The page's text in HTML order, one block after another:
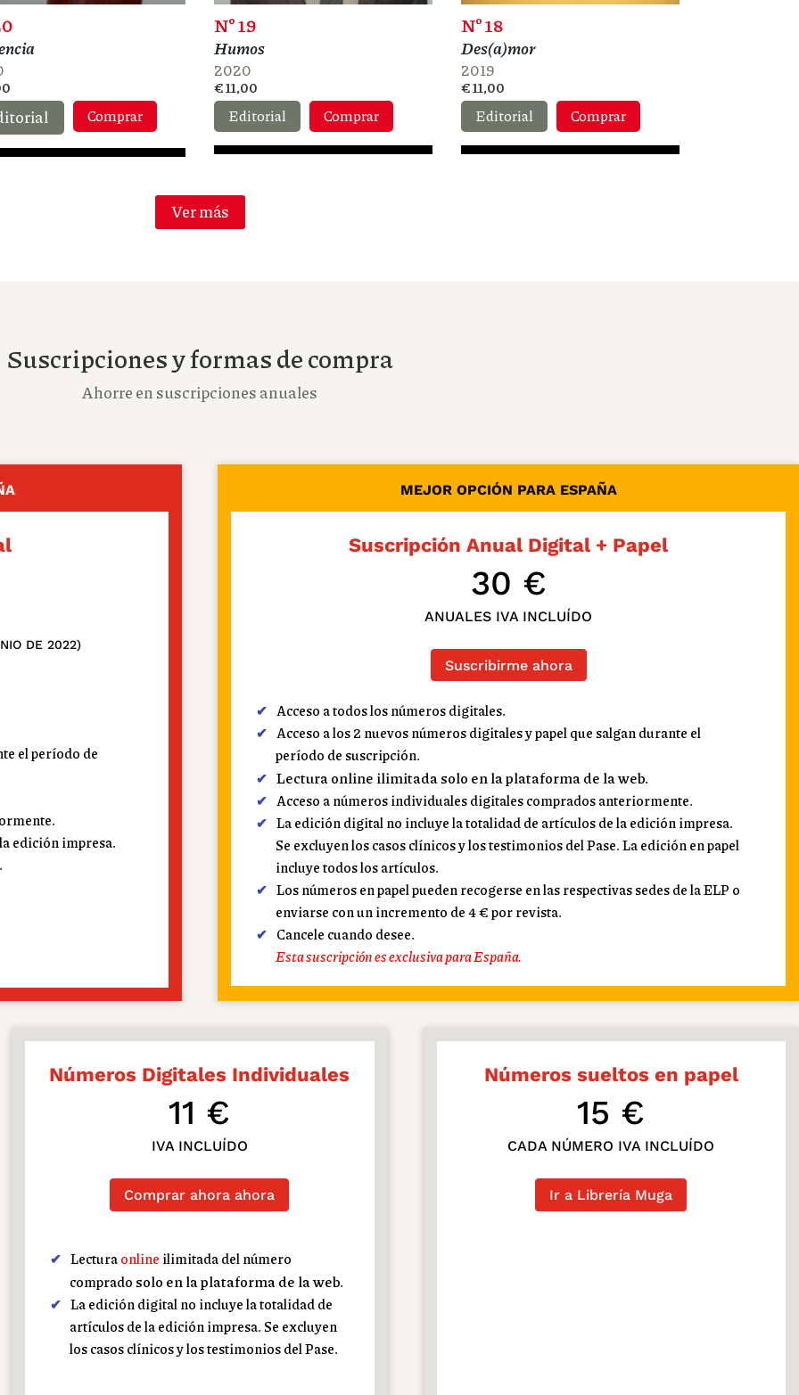
Comprar
Nº 19
Humos
2020
€ 11,00
Editorial Comprar
Nº 18
Des(a)mor
2019
€ 11,00
Editorial Comprar
Ver más
Suscripciones y formas de compra
Ahorre en suscripciones anuales
DE 2022)
el período de
edición impresa.
MEJOR OPCIÓN PARA ESPAÑA
Suscripción Anual Digital + Papel
30 €
ANUALES IVA INCLUÍDO
Suscribirme ahora
Acceso a todos los números digitales.
Acceso a los 2 nuevos números digitales y papel que salgan durante el
período de suscripción.
Lectura online ilimitada solo en la plataforma de la web.
Acceso a números individuales digitales comprados anteriormente.
La edición digital no incluye la totalidad de artículos de la edición impresa.
Se excluyen los casos clínicos y los testimonios del Pase. La edición en papel
incluye todos los artículos.
Los números en papel pueden recogerse en las respectivas sedes de la ELP o
enviarse con un incremento de 4 € por revista.
Cancele cuando desee.
Esta suscripción es exclusiva para España.
Números Digitales Individuales
11 €
IVA INCLUÍDO
Comprar ahora ahora
Lecturaonline ilimitada del número
comprado solo en la plataforma de la web.
La edición digital no incluye la totalidad de
artículos de la edición impresa. Se excluyen
los casos clínicos y los testimonios del Pase.
Números sueltos en papel
15 €
CADA NÚMERO IVA INCLUÍDO
Ir a Librería Muga